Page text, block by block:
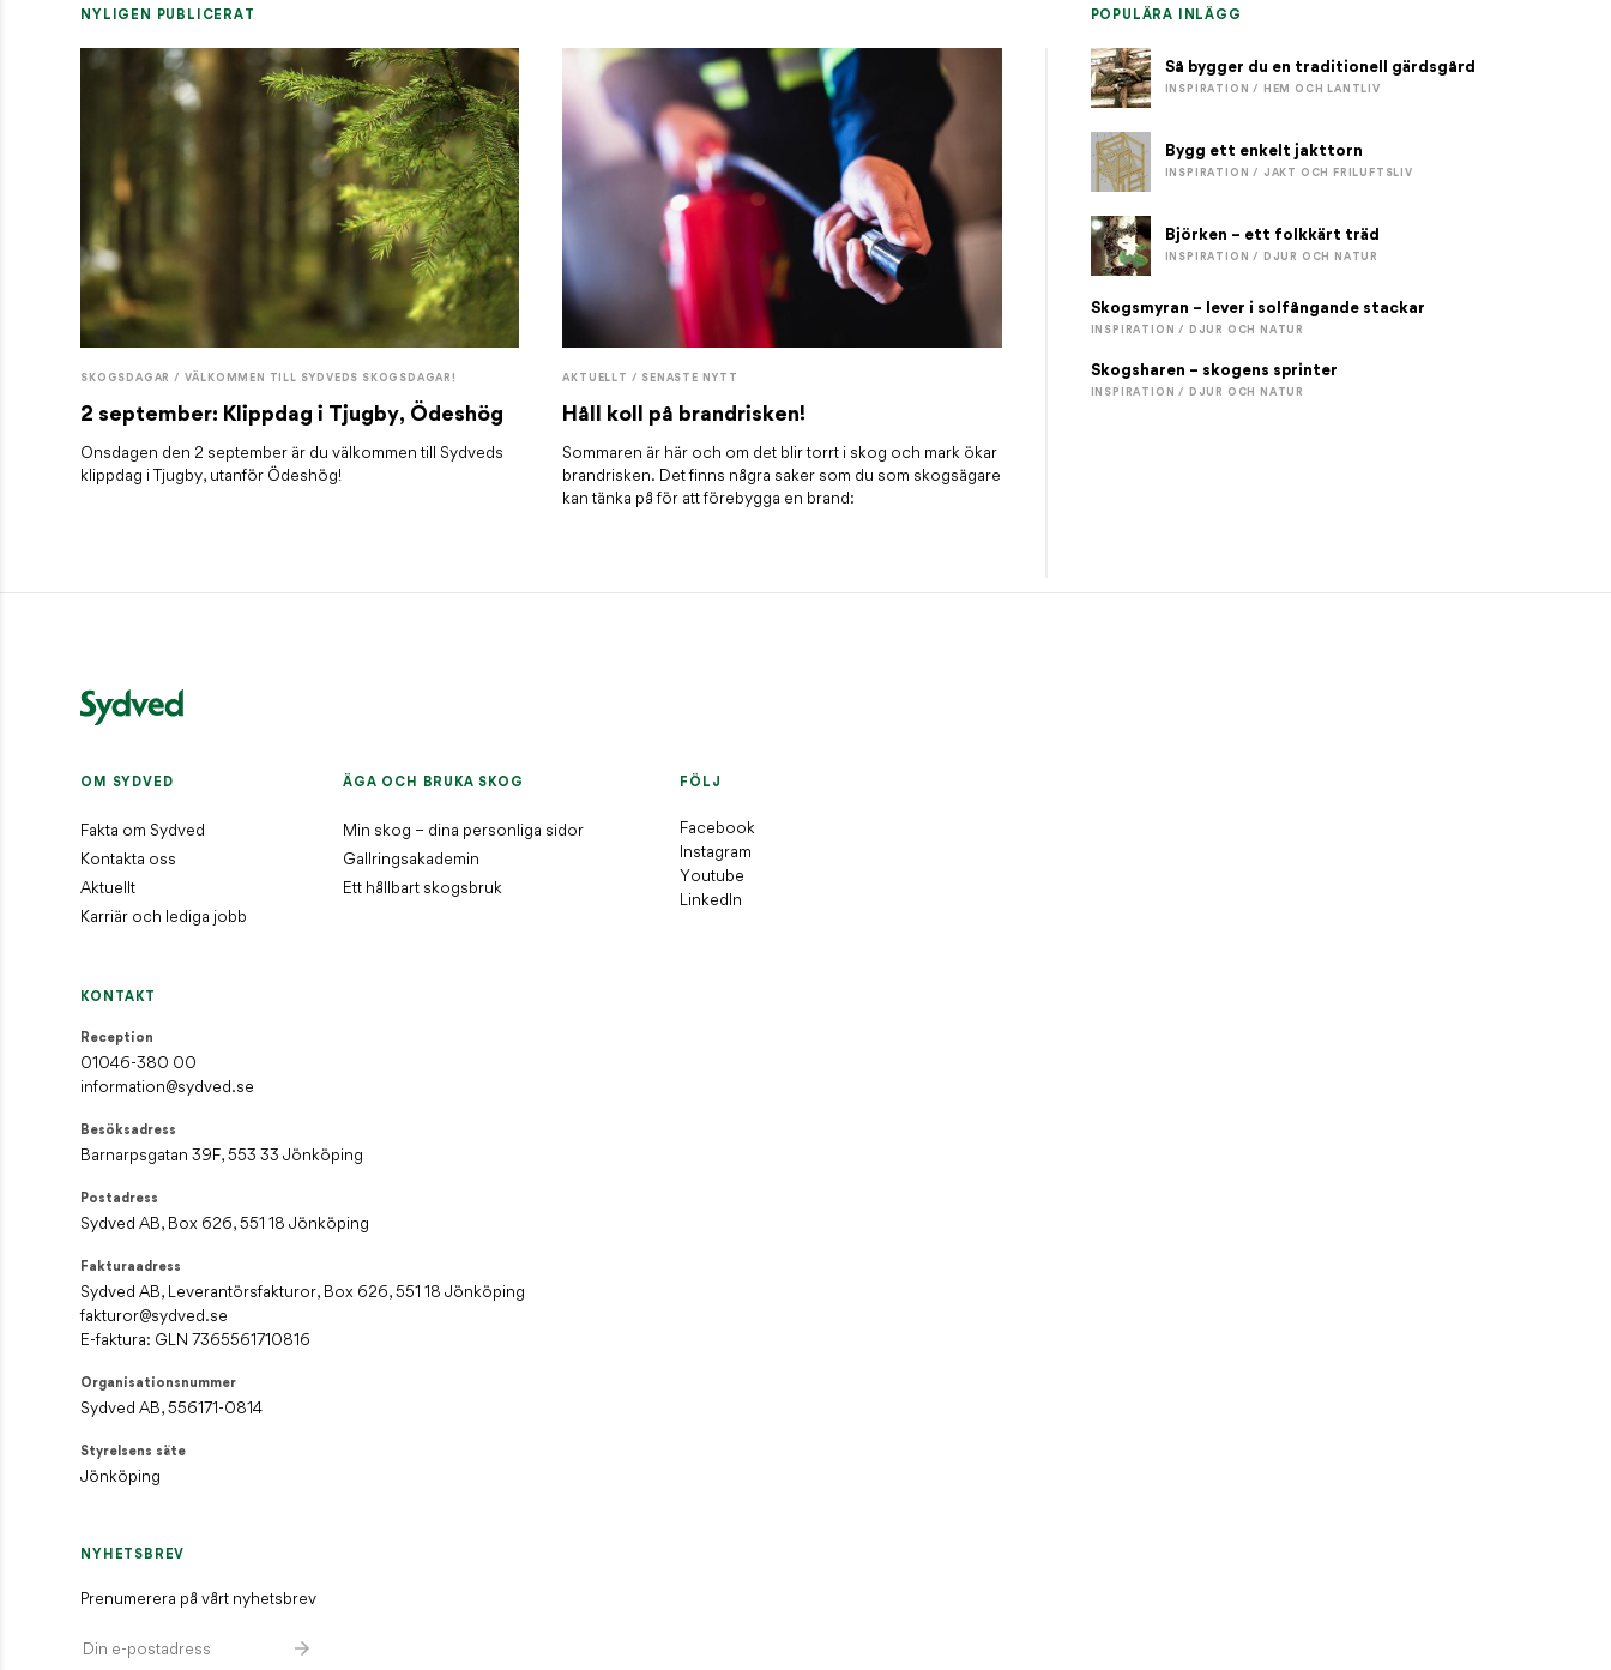
NYLIGEN PUBLICERAT
SKOGSDAGAR / VÄLKOMMEN TILL SYDVEDS SKOGSDAGAR!
2 september: Klippdag i Tjugby, Ödeshög
Onsdagen den 2 september är du välkommen till Sydveds
klippdag i Tjugby, utanför Ödeshög!
AKTUELLT / SENASTE NYTT
Håll koll på brandrisken!
Sommaren är här och om det blir torrt i skog och mark ökar
brandrisken. Det finns några saker som du som skogsägare
kan tänka på för att förebygga en brand:
POPULÄRA INLÄGG
Så bygger du en traditionell gärdsgård
INSPIRATION / HEM OCH LANTLIV
Bygg ett enkelt jakttorn
INSPIRATION / JAKT OCH FRILUFTSLIV
Björken – ett folkkärt träd
INSPIRATION / DJUR OCH NATUR
Skogsmyran – lever i solfångande stackar
INSPIRATION / DJUR OCH NATUR
Skogsharen – skogens sprinter
INSPIRATION / DJUR OCH NATUR
OM SYDVED
Fakta om Sydved
Kontakta oss
Aktuellt
Karriär och lediga jobb
ÄGA OCH BRUKA SKOG
Min skog – dina personliga sidor
Gallringsakademin
Ett hållbart skogsbruk
FÖLJ
Facebook
Instagram
Youtube
LinkedIn
KONTAKT
Reception
01046-380 00
information@sydved.se
Besöksadress
Barnarpsgatan 39F, 553 33 Jönköping
Postadress
Sydved AB, Box 626, 551 18 Jönköping
Fakturaadress
Sydved AB, Leverantörsfakturor, Box 626, 551 18 Jönköping
fakturor@sydved.se
E-faktura: GLN 7365561710816
Organisationsnummer
Sydved AB, 556171-0814
Styrelsens säte
Jönköping
NYHETSBREV
Prenumerera på vårt nyhetsbrev